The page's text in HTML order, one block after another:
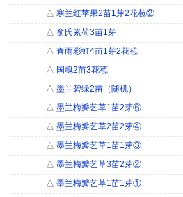
△ 寒兰红苹果2苗1芽2花苞②
△ 俞氏素荷3苗1芽
△ 春雨彩虹4苗1芽2花苞
△ 国魂2苗3花苞
△ 墨兰碧绿2苗（随机）
△ 墨兰梅瓣艺草1苗2芽⑥
△ 墨兰梅瓣艺草2苗2芽④
△ 墨兰梅瓣艺草1苗1芽③
△ 墨兰梅瓣艺草3苗2芽②
△ 墨兰梅瓣艺草1苗1芽①